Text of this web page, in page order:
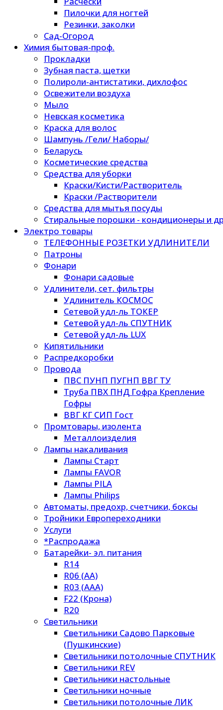
Пилочки для ногтей
Резинки, заколки
Сад-Огород
Химия бытовая-проф.
Прокладки
Зубная паста, щетки
Полироли-антистатики, дихлофос
Освежители воздуха
Мыло
Невская косметика
Краска для волос
Шампунь /Гели/ Наборы/
Беларусь
Косметические средства
Средства для уборки
Краски/Кисти/Растворитель
Краски /Растворители
Средства для мытья посуды
Стиральные порошки - кондиционеры и
Электро товары
ТЕЛЕФОННЫЕ РОЗЕТКИ УДЛИНИТЕЛИ
Патроны
Фонари
Фонари садовые
Удлинители, сет. фильтры
Удлинитель КОСМОС
Сетевой удл-ль ТОКЕР
Сетевой удл-ль СПУТНИК
Сетевой удл-ль LUX
Кипятильники
Распредкоробки
Провода
ПВС ПУНП ПУГНП ВВГ ТУ
Труба ПВХ ПНД Гофра Крепление
Гофры
ВВГ КГ СИП Гост
Промтовары, изолента
Металлоизделия
Лампы накаливания
Лампы Старт
Лампы FAVOR
Лампы PILA
Лампы Philips
Автоматы, предохр, счетчики, боксы
Тройники Европереходники
Услуги
*Распродажа
Батарейки- эл. питания
R14
R06 (AA)
R03 (AAA)
F22 (Крона)
R20
Светильники
Светильники Садово Парковые
(Пушкинские)
Светильники потолочные СПУТНИК
Светильники REV
Светильники настольные
Светильники ночные
Светильники потолочные ЛИК